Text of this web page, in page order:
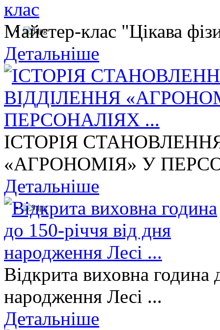
Майстер-клас "Цікава
Детальніше
ІСТОРІЯ
«АГРОНОМІЯ» У
Детальніше
Відкрита виховна година
народження Лесі ...
Детальніше